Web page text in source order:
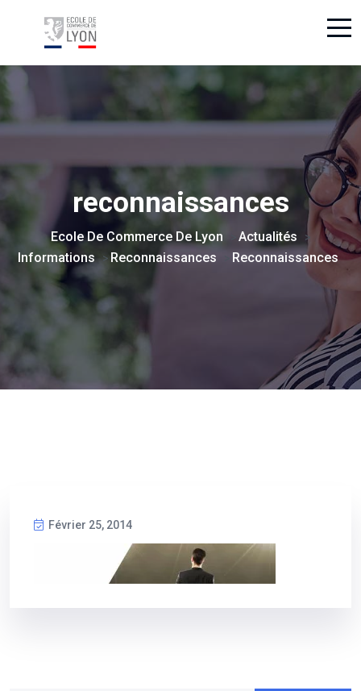
reconnaissances
Ecole De Commerce De Lyon Actualités >
Informations > Reconnaissances Reconnaissances
Février 25, 2014